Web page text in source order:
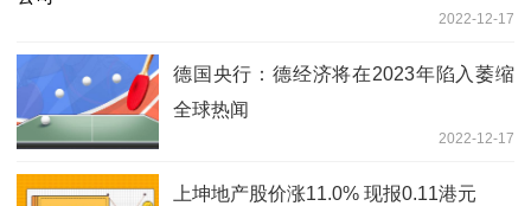
2022-12-17
德国央行：德经济将在2023年陷入萎缩
全球热闻
2022-12-17
上坤地产股价涨11.0% 现报0.11港元